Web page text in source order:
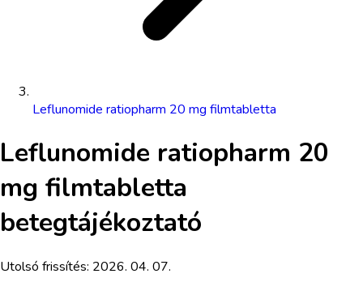
Leflunomide ratiopharm 20 mg filmtabletta
Leflunomide ratiopharm 20
mg filmtabletta
betegtájékoztató
Utolsó frissítés: 2026. 04. 07.